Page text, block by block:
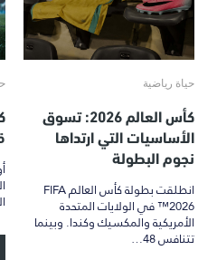
حياة رياضية
كأس العالم 2026: تسوق
الأساسيات التي ارتداها
نجوم البطولة
انطلقت بطولة كأس العالم FIFA
2026™ في الولايات المتحدة
الأمريكية والمكسيك وكندا. وبينما
تتنافس 48…